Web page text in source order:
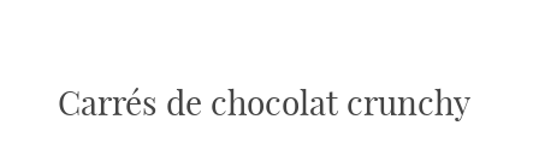
Carrés de chocolat crunchy